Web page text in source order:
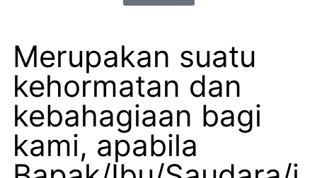
Merupakan suatu
kehormatan dan
kebahagiaan bagi
kami, apabila